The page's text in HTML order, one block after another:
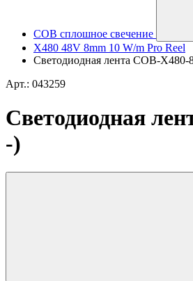
COB сплошное свечение
X480 48V 8mm 10 W/m Pro Reel
Светодиодная лента COB-
Арт.: 043259
Светодиодная
-)